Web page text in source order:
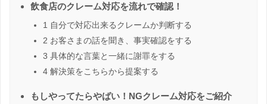
飲食店のクレーム対応を流れで確認！
1 自分で対応出来るクレームか判断する
2 お客さまの話を聞き、事実確認をする
3 具体的な言葉と一緒に謝罪をする
4 解決策をこちらから提案する
もしやってたらやばい！NGクレーム対応をご紹介